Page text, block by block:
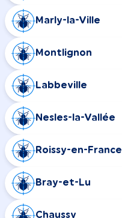
Marly-la-Ville
Montlignon
Labbeville
Nesles-la-Vallée
Roissy-en-France
Bray-et-Lu
Chaussy